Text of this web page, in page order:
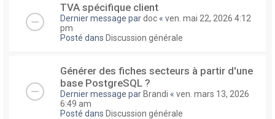
TVA spécifique client
Dernier message pardoc « ven. mai 22, 2026 4:12
pm
Posté dans Discussion générale
Générer des fiches secteurs à partir d'une
base PostgreSQL ?
Dernier message par Brandi « ven. mars 13, 2026
6:49 am
Posté dans Discussion générale